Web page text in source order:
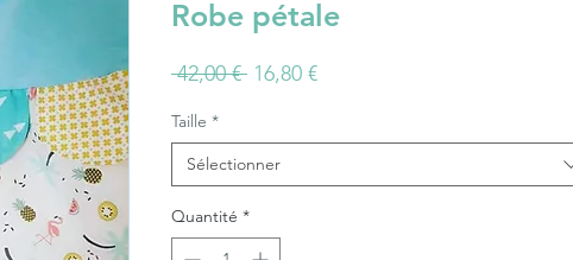
Robe pétale
42,00 € Prix
16,80 €Prix
Taille *
Sélectionner
Quantité *